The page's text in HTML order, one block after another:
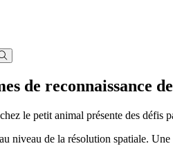
de reconnaissance
le petit animal présente des défis
niveau de la résolution spatiale. Une